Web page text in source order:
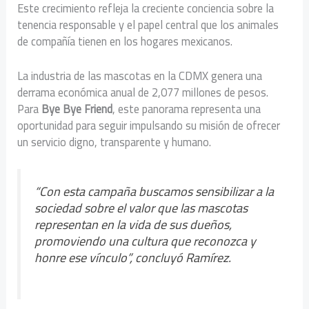
Este crecimiento refleja la creciente conciencia sobre la
tenencia responsable y el papel central que los animales
de compañía tienen en los hogares mexicanos.
La industria de las mascotas en la CDMX genera una
derrama económica anual de 2,077 millones de pesos.
ParaBye Bye Friend, este panorama representa una
oportunidad para seguir impulsando su misión de ofrecer
un servicio digno, transparente y humano.
“Con esta campaña buscamos sensibilizar a la
sociedad sobre el valor que las mascotas
representan en la vida de sus dueños,
promoviendo una cultura que reconozca y
honre ese vínculo”, concluyó Ramírez.